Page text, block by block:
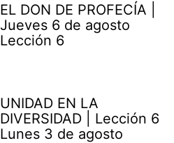
EL DON DE PROFECÍA |
Jueves 6 de agosto
Lección 6
UNIDAD EN LA
DIVERSIDAD | Lección 6
Lunes 3 de agosto